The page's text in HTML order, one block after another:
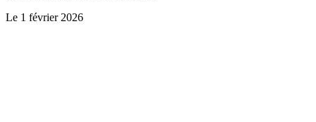
Le 1 février 2026